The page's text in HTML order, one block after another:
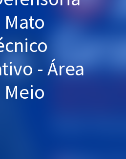
- Área
Meio